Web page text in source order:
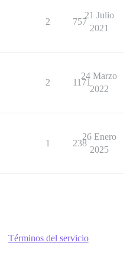
2 757
21 Julio
2021
2 1171
24 Marzo
2022
1 238
26 Enero
2025
Términos del servicio